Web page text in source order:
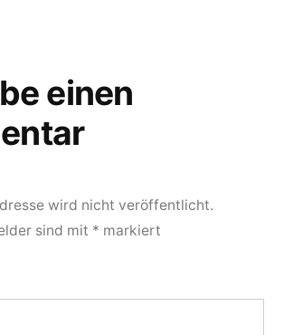
einen
wird nicht veröffentlicht.
sind mit * markiert